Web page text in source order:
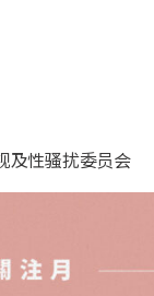
及性骚扰委员会